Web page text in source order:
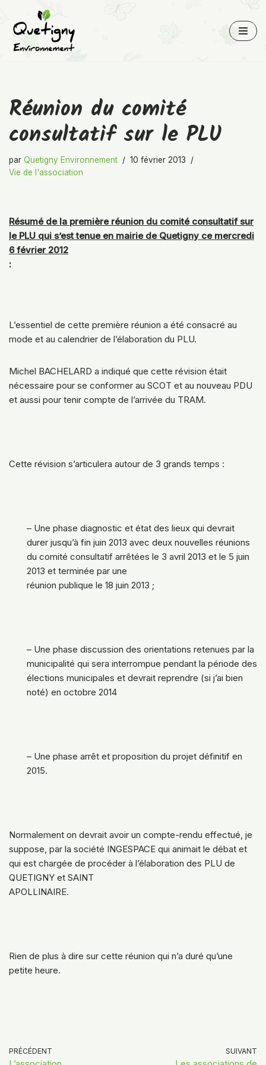
Aller
au
Réunion du comité
consultatif sur le PLU
par Quetigny Environnement
10 février 2013
Vie de l'association
Résumé de la première réunion du comité consultatif sur
le PLU qui s’est tenue en mairie de Quetigny ce mercredi
6 février 2012
:
L’essentiel de cette première réunion a été consacré au
mode et au calendrier de l’élaboration du PLU.
Michel BACHELARD a indiqué que cette révision était
nécessaire pour se conformer au SCOT et au nouveau PDU
et aussi pour tenir compte de l’arrivée du TRAM.
Cette révision s’articulera autour de 3 grands temps :
– Une phase diagnostic et état des lieux qui devrait
durer jusqu’à fin juin 2013 avec deux nouvelles réunions
du comité consultatif arrêtées le 3 avril 2013 et le 5 juin
2013 et terminée par une
réunion publique le 18 juin 2013 ;
– Une phase discussion des orientations retenues par la
municipalité qui sera interrompue pendant la période des
élections municipales et devrait reprendre (si j’ai bien
noté) en octobre 2014
– Une phase arrêt et proposition du projet définitif en
2015.
Normalement on devrait avoir un compte-rendu effectué, je
suppose, par la société INGESPACE qui animait le débat et
qui est chargée de procéder à l’élaboration des PLU de
QUETIGNY et SAINT
APOLLINAIRE.
Rien de plus à dire sur cette réunion qui n’a duré qu’une
petite heure.
PRÉCÉDENT SUIVANT